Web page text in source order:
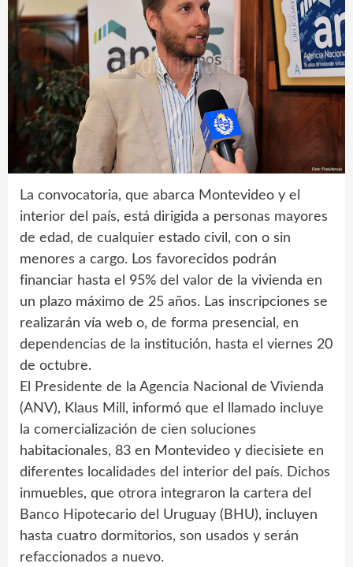
La convocatoria, que abarca Montevideo y el
interior del país, está dirigida a personas mayores
de edad, de cualquier estado civil, con o sin
menores a cargo. Los favorecidos podrán
financiar hasta el 95% del valor de la vivienda en
un plazo máximo de 25 años. Las inscripciones se
realizarán vía web o, de forma presencial, en
dependencias de la institución, hasta el viernes 20
de octubre.
El Presidente de la Agencia Nacional de Vivienda
(ANV), Klaus Mill, informó que el llamado incluye
la comercialización de cien soluciones
habitacionales, 83 en Montevideo y diecisiete en
diferentes localidades del interior del país. Dichos
inmuebles, que otrora integraron la cartera del
Banco Hipotecario del Uruguay (BHU), incluyen
hasta cuatro dormitorios, son usados y serán
refaccionados a nuevo.